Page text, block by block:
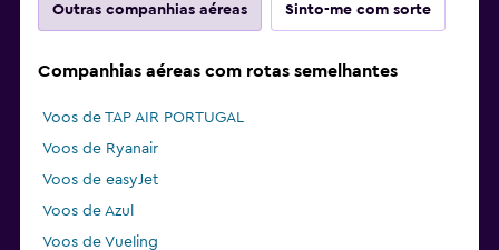
Outras companhias aéreas Sinto-me com sorte
Companhias aéreas com rotas semelhantes
Voos de TAP AIR PORTUGAL
Voos de Ryanair
Voos de easyJet
Voos de Azul
Voos de Vueling